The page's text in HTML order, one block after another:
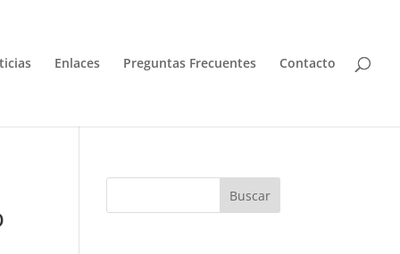
Enlaces Preguntas Frecuentes Contacto